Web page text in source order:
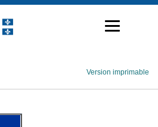
Version imprimable